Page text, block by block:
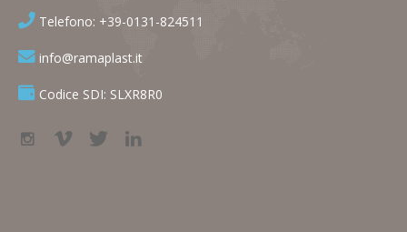
Telefono: +39-0131-824511
info@ramaplast.it
Codice SDI: SLXR8R0